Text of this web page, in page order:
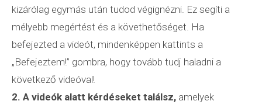
kizárólag egymás után tudod végignézni. Ez segíti a
mélyebb megértést és a követhetőséget. Ha
befejezted a videót, mindenképpen kattints a
„Befejeztem!” gombra, hogy tovább tudj haladni a
következő videóval!
2. A videók alatt kérdéseket találsz, amelyek